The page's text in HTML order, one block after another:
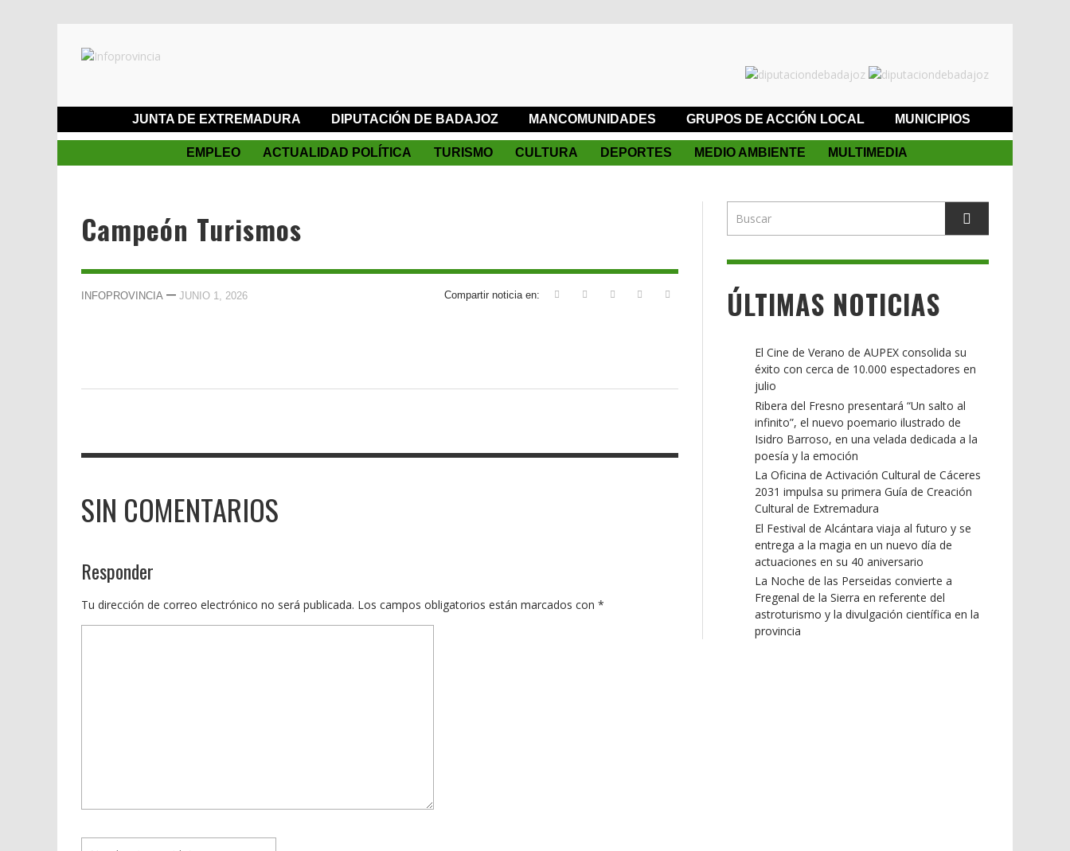
JUNTA DE EXTREMADURA DIPUTACIÓN DE BADAJOZ MANCOMUNIDADES GRUPOS DE ACCIÓN LOCAL MUNICIPIOS
EMPLEO ACTUALIDAD POLÍTICA TURISMO CULTURA DEPORTES MEDIO AMBIENTE MULTIMEDIA
Campeón Turismos
Compartir noticia en:
INFOPROVINCIA — JUNIO 1, 2026
SIN COMENTARIOS
Responder
Tu dirección de correo electrónico no será publicada. Los campos obligatorios están marcados con *
ÚLTIMAS NOTICIAS
El Cine de Verano de AUPEX consolida su
éxito con cerca de 10.000 espectadores en
julio
Ribera del Fresno presentará “Un salto al
infinito”, el nuevo poemario ilustrado de
Isidro Barroso, en una velada dedicada a la
poesía y la emoción
La Oficina de Activación Cultural de Cáceres
2031 impulsa su primera Guía de Creación
Cultural de Extremadura
El Festival de Alcántara viaja al futuro y se
entrega a la magia en un nuevo día de
actuaciones en su 40 aniversario
La Noche de las Perseidas convierte a
Fregenal de la Sierra en referente del
astroturismo y la divulgación científica en la
provincia